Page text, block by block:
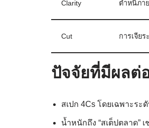
Clarity ตำหนิภา
Cut การเจีย
ปัจจัยที่มีผลต่
สเปก 4Cs โดยเฉพาะระ
น้ำหนักถึง “สเต็ปตลาด”